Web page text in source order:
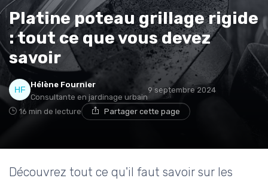
Platine poteau grillage rigide
: tout ce que vous devez
savoir
Hélène Fournier
Consultante en jardinage urbain
9 septembre 2024
16 min de lecture Partager cette page
Découvrez tout ce qu'il faut savoir sur les